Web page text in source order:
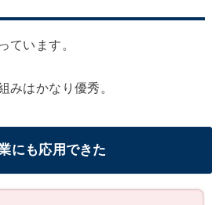
ています。
みはかなり優秀。
にも応用できた